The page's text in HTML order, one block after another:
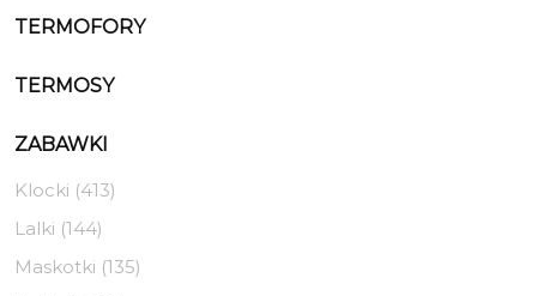
TERMOFORY
TERMOSY
ZABAWKI
Klocki (413)
Lalki (144)
Maskotki (135)